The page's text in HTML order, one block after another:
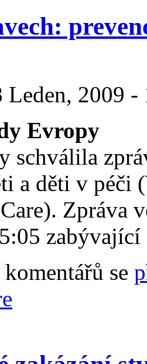
Leden, 2009
Evropy
schválila
a děti v
Zpráva
zabývající
se